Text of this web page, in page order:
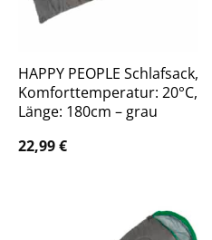
HAPPY PEOPLE Schlafsack,
Komforttemperatur: 20°C,
Länge: 180cm – grau
22,99€